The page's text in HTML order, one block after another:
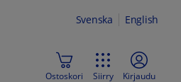
Svenska English
Ostoskori Siirry Kirjaudu